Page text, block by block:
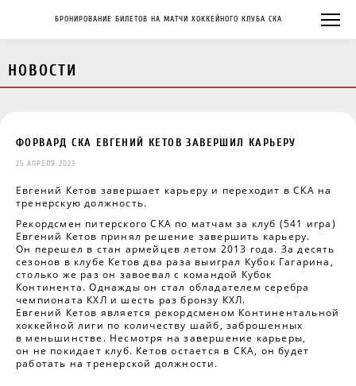
БРОНИРОВАНИЕ БИЛЕТОВ НА МАТЧИ ХОККЕЙНОГО КЛУБА СКА
НОВОСТИ
ФОРВАРД СКА ЕВГЕНИЙ КЕТОВ ЗАВЕРШИЛ КАРЬЕРУ
25 АПРЕЛЯ 2023
Евгений Кетов завершает карьеру и переходит в СКА на
тренерскую должность.
Рекордсмен питерского СКА по матчам за клуб (541 игра)
Евгений Кетов принял решение завершить карьеру.
Он перешел в стан армейцев летом 2013 года. За десять
сезонов в клубе Кетов два раза выиграл Кубок Гагарина,
столько же раз он завоевал с командой Кубок
Континента. Однажды он стал обладателем серебра
чемпионата КХЛ и шесть раз бронзу КХЛ.
Евгений Кетов является рекордсменом Континентальной
хоккейной лиги по количеству шайб, заброшенных
в меньшинстве. Несмотря на завершение карьеры,
он не покидает клуб. Кетов остается в СКА, он будет
работать на тренерской должности.